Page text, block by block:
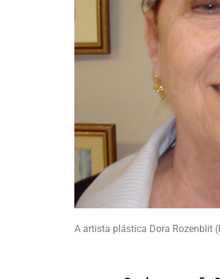
A artista plástica Dora Rozenblit